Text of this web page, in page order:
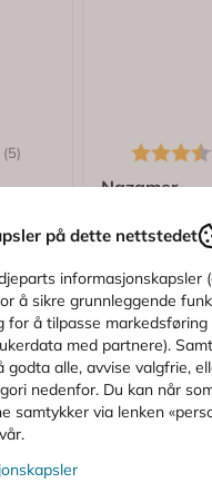
(5)
4.6 av 5 mulige
10 ml
Karakter:
Nazamer
45,-
på dette nettstedet
informasjonskapsler
å sikre grunnleggende
for å tilpasse markedsføring
med partnere).
godta alle, avvise valgfrie,
nedenfor. Du kan når
samtykker via lenken